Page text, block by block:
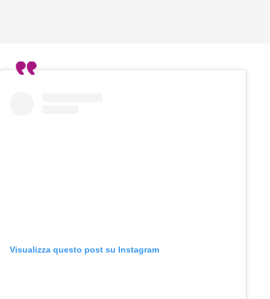
Visualizza questo post su Instagram